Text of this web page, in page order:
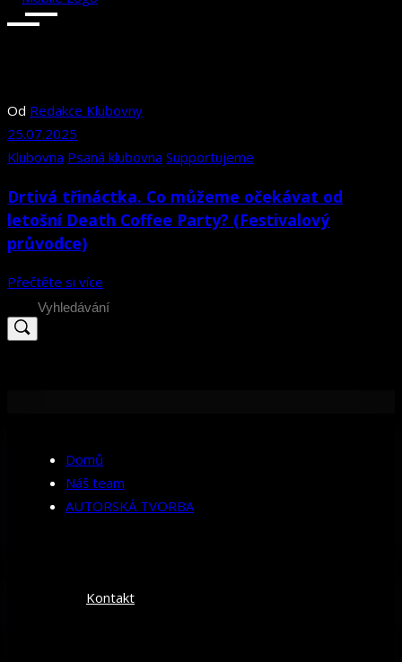
Od Redakce Klubovny
25.07.2025
Klubovna Psaná klubovna Supportujeme
Drtivá třináctka. Co můžeme očekávat od
letošní Death Coffee Party? (Festivalový
průvodce)
Přečtěte si více
Search
for:
Domů
Náš team
AUTORSKÁ TVORBA
Kontakt